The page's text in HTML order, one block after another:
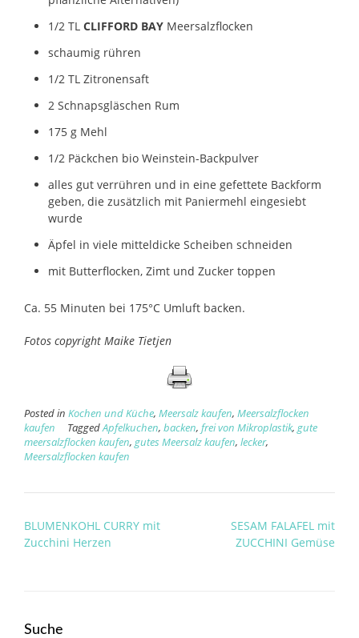
1/2 TL CLIFFORD BAY Meersalzflocken
schaumig rühren
1/2 TL Zitronensaft
2 Schnapsgläschen Rum
175 g Mehl
1/2 Päckchen bio Weinstein-Backpulver
alles gut verrühren und in eine gefettete Backform
geben, die zusätzlich mit Paniermehl eingesiebt
wurde
Äpfel in viele mitteldicke Scheiben schneiden
mit Butterflocken, Zimt und Zucker toppen
Ca. 55 Minuten bei 175°C Umluft backen.
Fotos copyright Maike Tietjen
Posted in Kochen und Küche, Meersalz kaufen, Meersalzflocken
kaufen
TaggedApfelkuchen, backen, frei von Mikroplastik, gute
meersalzflocken kaufen, gutes Meersalz kaufen, lecker,
Meersalzflocken kaufen
Post
navigation
BLUMENKOHL CURRY mit
Zucchini Herzen
SESAM FALAFEL mit
ZUCCHINI Gemüse
Suche